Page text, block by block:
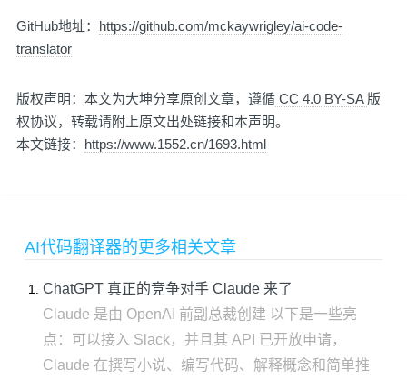
GitHub地址： https://github.com/mckaywrigley/ai-code-
translator
版权声明：本文为大坤分享原创文章，遵循 CC 4.0 BY-SA 版
权协议，转载请附上原文出处链接和本声明。
本文链接： https://www.1552.cn/1693.html
AI代码翻译器的更多相关文章
ChatGPT 真正的竞争对手 Claude 来了
Claude 是由 OpenAI 前副总裁创建 以下是一些亮
点：可以接入 Slack，并且其 API 已开放申请，
Claude 在撰写小说、编写代码、解释概念和简单推